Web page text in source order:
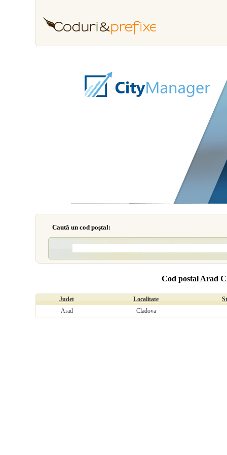
Caută un cod poştal:
Cod postal Arad
Judet Localitate
Arad
Cladova